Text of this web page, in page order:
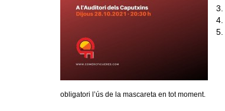
obligatori l’ús de la mascareta en tot moment.